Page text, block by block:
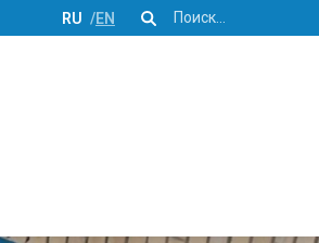
Поиск
RU EN